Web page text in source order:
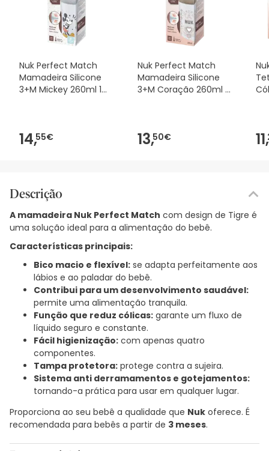
Nuk Perfect Match
Mamadeira Silicone
3+M Mickey 260ml 1
14,55€
Nuk Perfect Match
Mamadeira Silicone
3+M Coração 260ml 1
13,50€ 11,
Descrição
A mamadeira Nuk Perfect Match com design de Tigre é
uma solução ideal para a alimentação do bebê.
Características principais:
Bico macio e flexível: se adapta perfeitamente aos
lábios e ao paladar do bebê.
Contribui para um desenvolvimento saudável:
permite uma alimentação tranquila.
Função que reduz cólicas: garante um fluxo de
líquido seguro e constante.
Fácil higienização: com apenas quatro
componentes.
Tampa protetora: protege contra a sujeira.
Sistema anti derramamentos e gotejamentos:
tornando-a prática para usar em qualquer lugar.
Proporciona ao seu bebê a qualidade que Nuk oferece. É
recomendada para bebês a partir de 3 meses.